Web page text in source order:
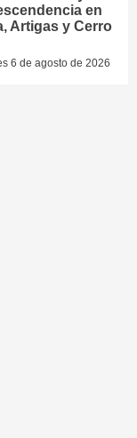
en
Artigas y Cerro
6 de agosto de 2026